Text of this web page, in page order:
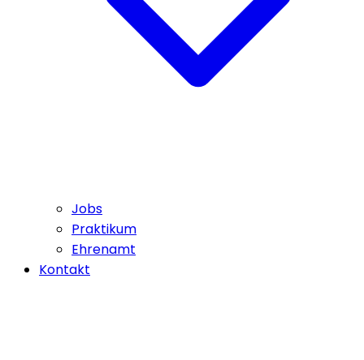
Jobs
Praktikum
Ehrenamt
Kontakt